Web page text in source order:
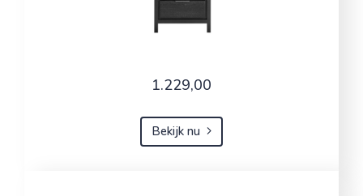
1.229,00
Bekijk nu